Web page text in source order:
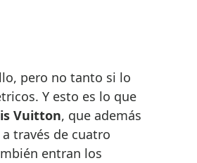
Y esto es lo que
Vuitton, que además
través de cuatro
entran los